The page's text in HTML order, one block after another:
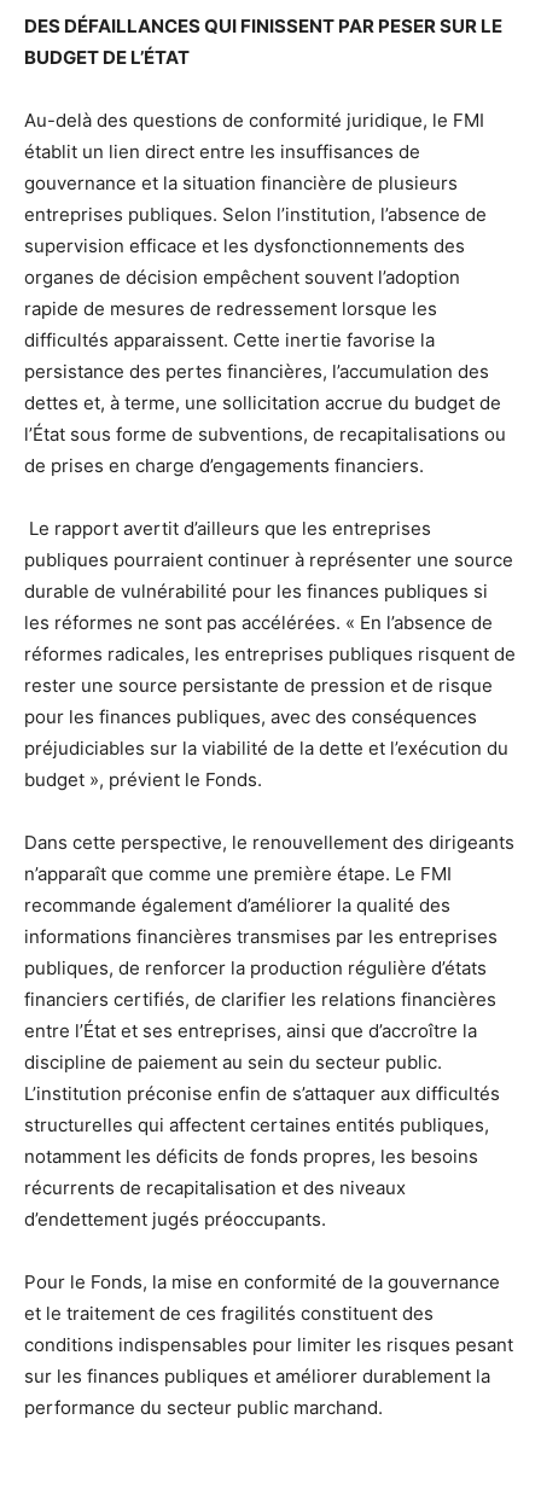
DES DÉFAILLANCES QUI FINISSENT PAR PESER SUR LE
BUDGET DE L’ÉTAT
Au-delà des questions de conformité juridique, le FMI
établit un lien direct entre les insuffisances de
gouvernance et la situation financière de plusieurs
entreprises publiques. Selon l’institution, l’absence de
supervision efficace et les dysfonctionnements des
organes de décision empêchent souvent l’adoption
rapide de mesures de redressement lorsque les
difficultés apparaissent. Cette inertie favorise la
persistance des pertes financières, l’accumulation des
dettes et, à terme, une sollicitation accrue du budget de
l’État sous forme de subventions, de recapitalisations ou
de prises en charge d’engagements financiers.
Le rapport avertit d’ailleurs que les entreprises
publiques pourraient continuer à représenter une source
durable de vulnérabilité pour les finances publiques si
les réformes ne sont pas accélérées. « En l’absence de
réformes radicales, les entreprises publiques risquent de
rester une source persistante de pression et de risque
pour les finances publiques, avec des conséquences
préjudiciables sur la viabilité de la dette et l’exécution du
budget », prévient le Fonds.
Dans cette perspective, le renouvellement des dirigeants
n’apparaît que comme une première étape. Le FMI
recommande également d’améliorer la qualité des
informations financières transmises par les entreprises
publiques, de renforcer la production régulière d’états
financiers certifiés, de clarifier les relations financières
entre l’État et ses entreprises, ainsi que d’accroître la
discipline de paiement au sein du secteur public.
L’institution préconise enfin de s’attaquer aux difficultés
structurelles qui affectent certaines entités publiques,
notamment les déficits de fonds propres, les besoins
récurrents de recapitalisation et des niveaux
d’endettement jugés préoccupants.
Pour le Fonds, la mise en conformité de la gouvernance
et le traitement de ces fragilités constituent des
conditions indispensables pour limiter les risques pesant
sur les finances publiques et améliorer durablement la
performance du secteur public marchand.